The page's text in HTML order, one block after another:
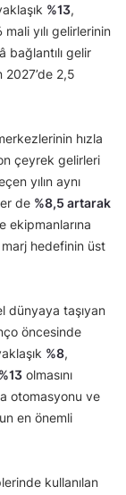
%13,
yılı gelirlerinin
gelir
2027’de 2,5
hızla
çeyrek gelirleri
yılın aynı
de %8,5 artarak
ekipmanlarına
hedefinin üst
dünyaya taşıyan
öncesinde
%8,
%13 olmasını
otomasyonu ve
en önemli
kullanılan